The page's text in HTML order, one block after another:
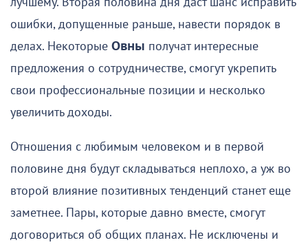
ошибки, допущенные раньше, навести порядок в
делах. Некоторые Овны получат интересные
предложения о сотрудничестве, смогут укрепить
свои профессиональные позиции и несколько
увеличить доходы.
Отношения с любимым человеком и в первой
половине дня будут складываться неплохо, а уж во
второй влияние позитивных тенденций станет еще
заметнее. Пары, которые давно вместе, смогут
договориться об общих планах. Не исключены и